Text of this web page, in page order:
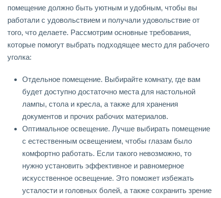
помещение должно быть уютным и удобным, чтобы вы
работали с удовольствием и получали удовольствие от
того, что делаете. Рассмотрим основные требования,
которые помогут выбрать подходящее место для рабочего
уголка:
Отдельное помещение. Выбирайте комнату, где вам
будет доступно достаточно места для настольной
лампы, стола и кресла, а также для хранения
документов и прочих рабочих материалов.
Оптимальное освещение. Лучше выбирать помещение
с естественным освещением, чтобы глазам было
комфортно работать. Если такого невозможно, то
нужно установить эффективное и равномерное
искусственное освещение. Это поможет избежать
усталости и головных болей, а также сохранить зрение